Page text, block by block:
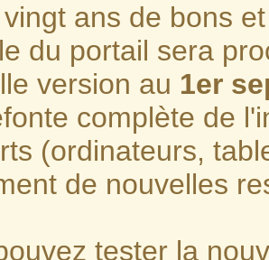
ans de bons
du portail sera
version au 1er
complète de
(ordinateurs,
de nouvelles
tester la